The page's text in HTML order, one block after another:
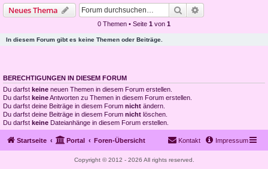
Neues Thema Suche
0 Themen • Seite 1 von 1
In diesem Forum gibt es keine Themen oder Beiträge.
BERECHTIGUNGEN IN DIESEM FORUM
Du darfst keine neuen Themen in diesem Forum erstellen.
Du darfst keineAntworten zu Themen in diesem Forum erstellen.
Du darfst deine Beiträge in diesem Forum nicht ändern.
Du darfst deine Beiträge in diesem Forum nicht löschen.
Du darfst keine Dateianhänge in diesem Forum erstellen.
Startseite Portal Foren-Übersicht Impressum
Kontakt
Copyright © 2012 - 2026 All rights reserved.